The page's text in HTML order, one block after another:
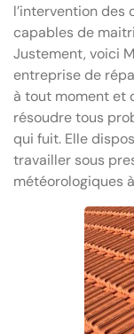
l’intervention
capables de
Justement, voici
entreprise de
à tout moment et
résoudre tous
qui fuit. Elle
travailler sous
météorologiques